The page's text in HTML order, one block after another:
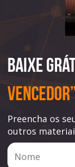
Baixe
Preencha os
outros